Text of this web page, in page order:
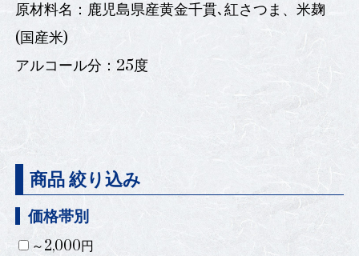
原材料名：鹿児島県産黄金千貫､紅さつま、米麹
(国産米)
アルコール分：25度
商品 絞り込み
価格帯別
～2,000円